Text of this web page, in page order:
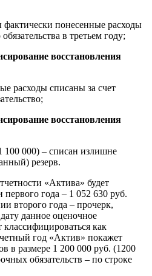
понесенные расходы
в третьем году;
восстановления
расходы списаны за счет
восстановления
100 000) – списан излишне
резерв.
«Актива» будет
первого года – 1 052 630 руб.
второго года – прочерк,
данное оценочное
классифицироваться как
год «Актив» покажет
в размере 1 200 000 руб. (1200
обязательств – по строке